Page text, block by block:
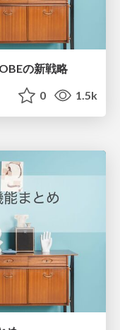
の新戦略
0 1.5k